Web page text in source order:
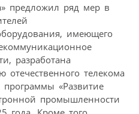
предложил ряд мер в
имеющего
разработана
телекома
программы «Развитие
промышленности